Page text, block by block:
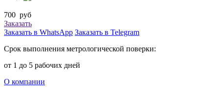
700 руб
Заказать
Заказать в WhatsApp Заказать в Telegram
Срок выполнения метрологической поверки:
от 1 до 5 рабочих дней
О компании